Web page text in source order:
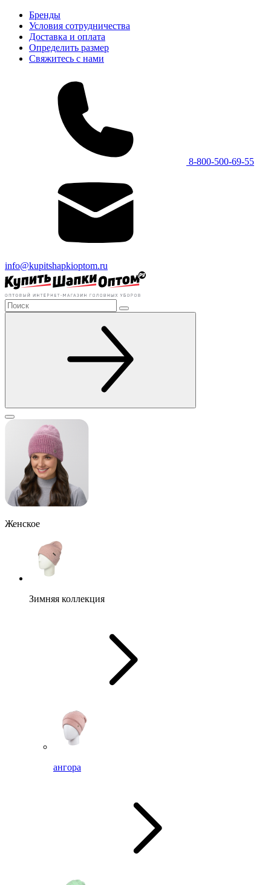
Бренды
Условия сотрудничества
Доставка и оплата
Определить размер
Свяжитесь с нами
8-800-500-69-55
info@kupitshapkioptom.ru
Женское
Зимняя коллекция
ангора